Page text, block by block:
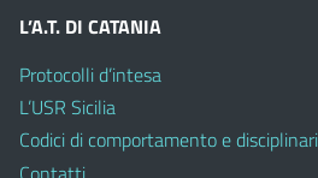
L’A.T. DI CATANIA
Protocolli d’intesa
L’USR Sicilia
Codici di comportamento e disciplinari